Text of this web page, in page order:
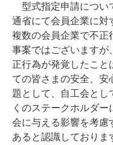
型式指定申請につい
通省にて会員企業に対
複数の会員企業で不正
事案ではございますが
正行為が発覚したこと
ての皆さまの安全、安
題として、自工会とし
くのステークホルダ
会に与える影響を考慮
あると認識しておりま